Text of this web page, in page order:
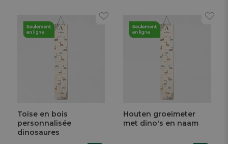
Toise en bois
personnalisée
dinosaures
Houten groeimeter
met dino's en naam